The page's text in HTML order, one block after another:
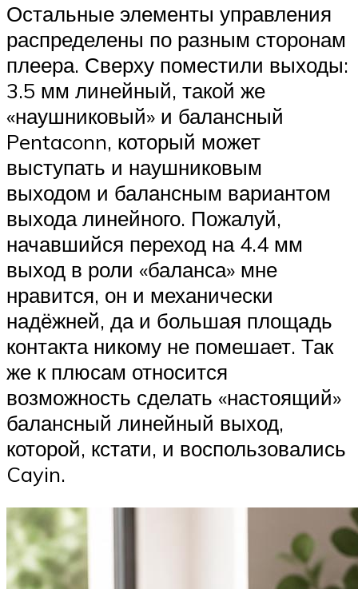
Остальные элементы управления
распределены по разным сторонам
плеера. Сверху поместили выходы:
3.5 мм линейный, такой же
«наушниковый» и балансный
Pentaconn, который может
выступать и наушниковым
выходом и балансным вариантом
выхода линейного. Пожалуй,
начавшийся переход на 4.4 мм
выход в роли «баланса» мне
нравится, он и механически
надёжней, да и большая площадь
контакта никому не помешает. Так
же к плюсам относится
возможность сделать «настоящий»
балансный линейный выход,
которой, кстати, и воспользовались
Cayin.